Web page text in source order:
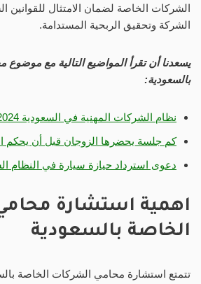
الشركات الخاصة لضمان الامتثال للقوانين
الشركة وتحقيق الربحية المستدامة.
يسعدنا أن تقرأ المواضيع التالية مع
بالسعودية:
نظام الشركات المهنية في السعودية 2024
كم جلسة يحضرها الزوجان قبل أن يحكم
دعوى استرداد حيازة سيارة في النظام
اهمية استشارة
الخاصة بالسعودية
تتمتع استشارة محامي الشركات الخاصة